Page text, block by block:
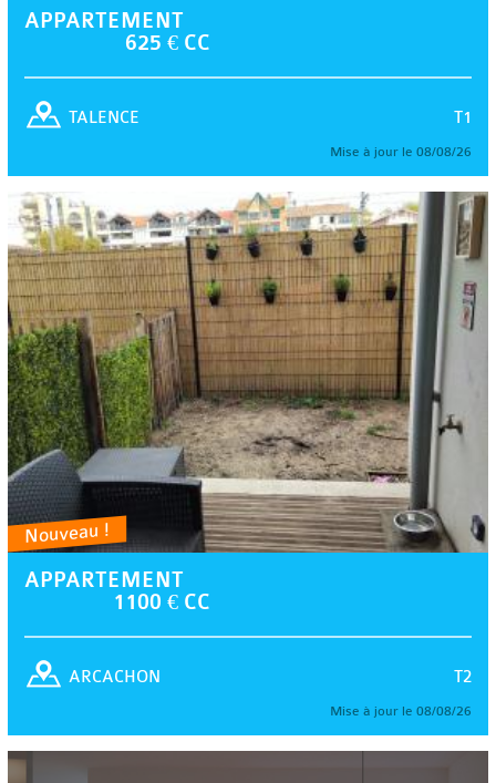
APPARTEMENT
625 € CC
T1
TALENCE
Mise à jour le 08/08/26
Nouveau !
APPARTEMENT
1100 € CC
T2
ARCACHON
Mise à jour le 08/08/26